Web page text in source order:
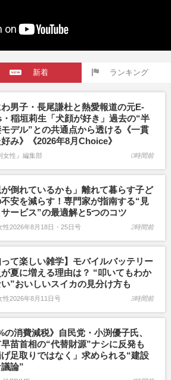
新着 ランキング
男子・長尾謙杜と熱愛報道の元E-
稲垣莉生「犬顔が好き」過去の“半
モデル”との共通点から透ける《一貫
好み》《2026年8月Choice》
女性』編集部 0時間前
が倒れているかも」離れて暮らす子ど
不安を減らす！専門家が指南する“見
ービス”の最適解と5つのコツ
性2026年8月18日・25日号 2時間前
って楽しい雑学】モバイルバッテリー
夏に増える理由は？ “叩いてもわか
い”おいしいスイカの見分け方も
性2026年8月11日号 3時間前
の消費減税》自民党・小渕優子氏、
苗首相の“代替財源”ナシに反発も
げ足取りではなく」求められる“建設
論”